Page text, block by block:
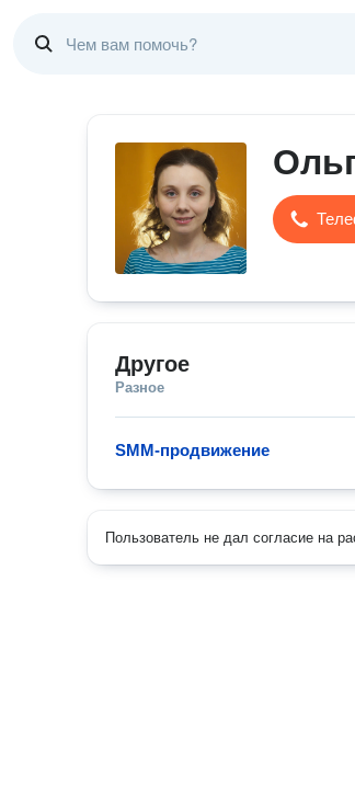
Другое
Разное
SMM-продвижение
Пользователь не дал согласие на